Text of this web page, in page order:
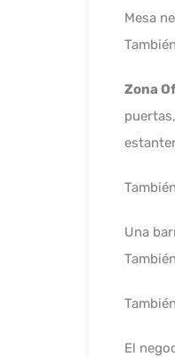
Mesa
Zona
Una
El